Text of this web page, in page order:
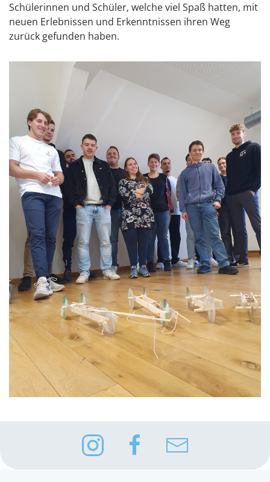
Schülerinnen und Schüler, welche viel Spaß hatten, mit
neuen Erlebnissen und Erkenntnissen ihren Weg
zurück gefunden haben.